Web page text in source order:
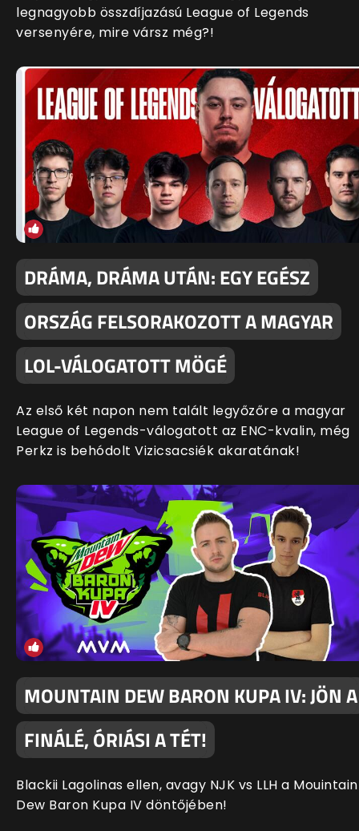
legnagyobb összdíjazású League of Legends
versenyére, mire vársz még?!
DRÁMA, DRÁMA UTÁN: EGY EGÉSZ
ORSZÁG FELSORAKOZOTT A MAGYAR
LOL-VÁLOGATOTT MÖGÉ
Az első két napon nem talált legyőzőre a magyar
League of Legends-válogatott az ENC-kvalin, még
Perkz is behódolt Vizicsacsiék akaratának!
MOUNTAIN DEW BARON KUPA IV: JÖN A
FINÁLÉ, ÓRIÁSI A TÉT!
Blackii Lagolinas ellen, avagy NJK vs LLH a Mouintain
Dew Baron Kupa IV döntőjében!